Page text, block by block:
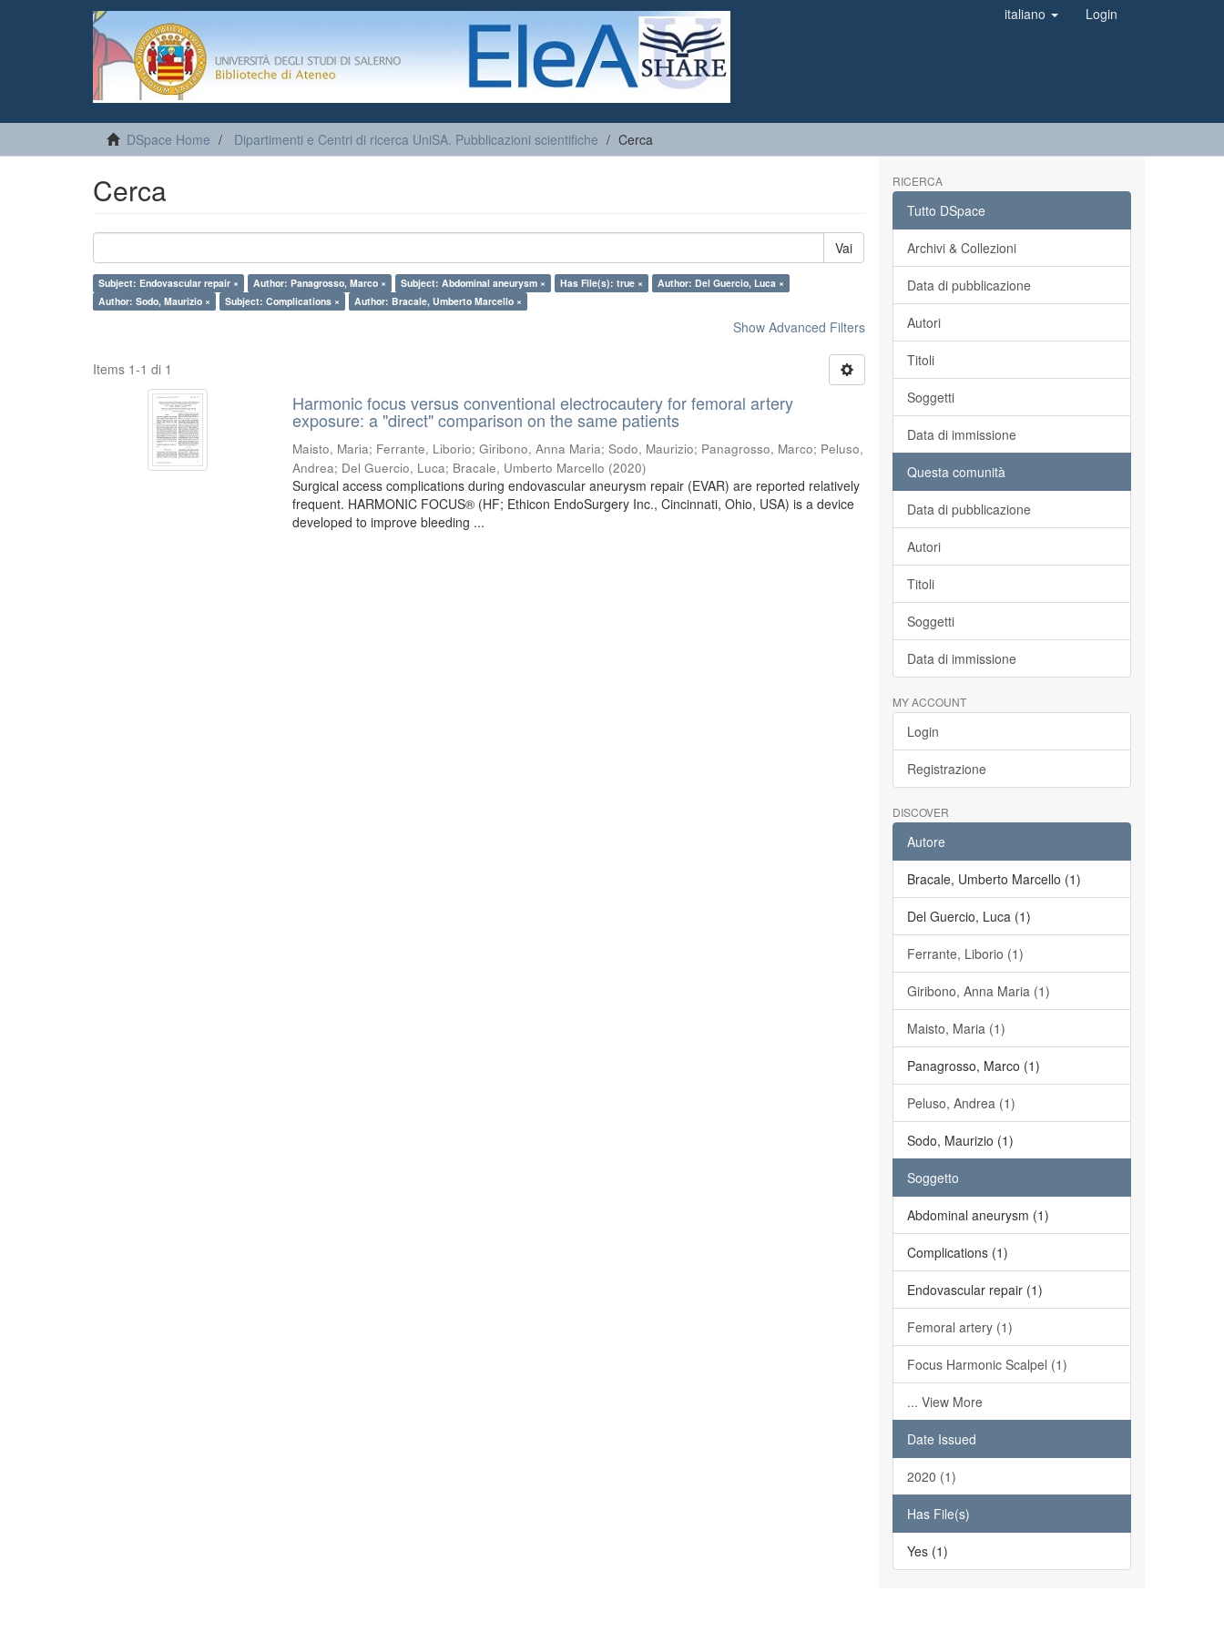
italiano Login
DSpace Home Dipartimenti e Centri di ricerca UniSA. Pubblicazioni scientifiche Cerca
Cerca
Vai
Subject: Endovascular repair × Author: Panagrosso, Marco × Subject: Abdominal aneurysm × Has File(s): true ×
Author: Del Guercio, Luca ×
Author: Sodo, Maurizio ×
Subject: Complications × Author: Bracale, Umberto Marcello ×
Show Advanced Filters
Items 1-1 di 1
Harmonic focus versus conventional electrocautery for femoral artery
exposure: a "direct" comparison on the same patients
Maisto, Maria; Ferrante, Liborio;Giribono, Anna Maria;Sodo, Maurizio; Panagrosso, Marco; Peluso,
Andrea; Del Guercio, Luca; Bracale, Umberto Marcello (2020)
Surgical access complications during endovascular aneurysm repair (EVAR) are reported relatively
frequent. HARMONIC FOCUS® (HF; Ethicon EndoSurgery Inc., Cincinnati, Ohio, USA) is a device
developed to improve bleeding ...
RICERCA
Tutto DSpace
Archivi & Collezioni
Data di pubblicazione
Autori
Titoli
Soggetti
Data di immissione
Questa comunità
Data di pubblicazione
Autori
Titoli
Soggetti
Data di immissione
MY ACCOUNT
Login
Registrazione
DISCOVER
Autore
Bracale, Umberto Marcello (1)
Del Guercio, Luca (1)
Ferrante, Liborio (1)
Giribono, Anna Maria (1)
Maisto, Maria (1)
Panagrosso, Marco (1)
Peluso, Andrea (1)
Sodo, Maurizio (1)
Soggetto
Abdominal aneurysm (1)
Complications (1)
Endovascular repair (1)
Femoral artery (1)
Focus Harmonic Scalpel (1)
... View More
Date Issued
2020 (1)
Has File(s)
Yes (1)